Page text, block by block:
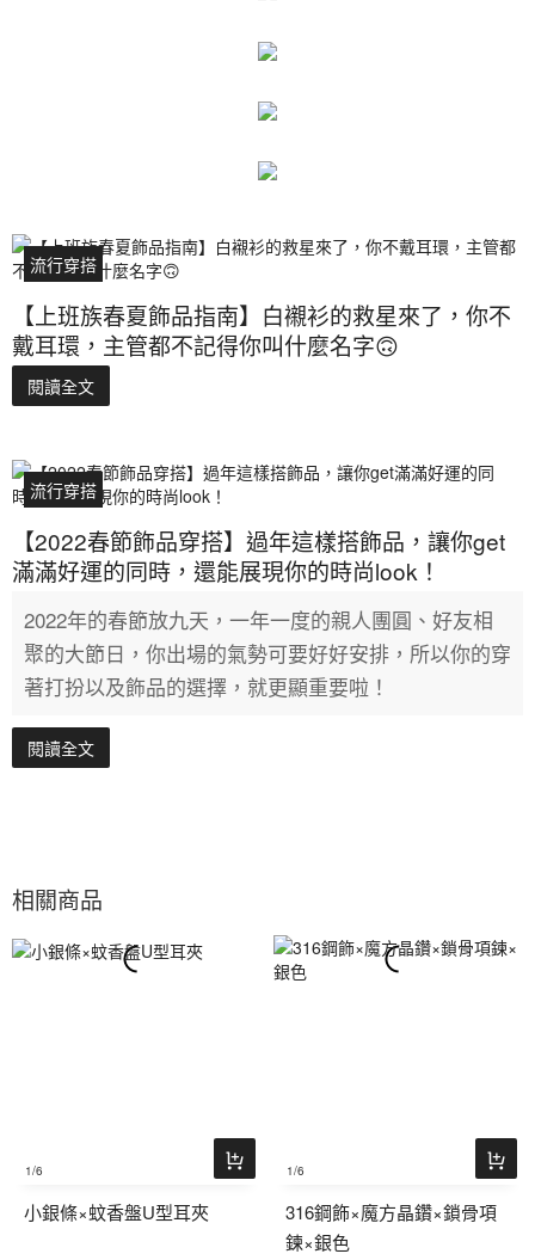
流行穿搭
【上班族春夏飾品指南】白襯衫的救星來了，你不
戴耳環，主管都不記得你叫什麼名字🙃
閱讀全文
流行穿搭
【2022春節飾品穿搭】過年這樣搭飾品，讓你get
滿滿好運的同時，還能展現你的時尚look！
2022年的春節放九天，一年一度的親人團圓、好友相
聚的大節日，你出場的氣勢可要好好安排，所以你的穿
著打扮以及飾品的選擇，就更顯重要啦！
閱讀全文
相關商品
1/6
小銀條×蚊香盤U型耳夾
1/6
316鋼飾×魔方晶鑽×鎖骨項
鍊×銀色